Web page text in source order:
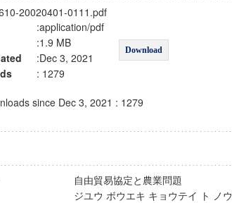
20020401-0111.pdf
:application/pdf
Download
:1.9 MB
:Dec 3, 2021
: 1279
since Dec 3, 2021 : 1279
自由貿易協定と農業問題
ジユウ ボウエキ キョウテイ ト